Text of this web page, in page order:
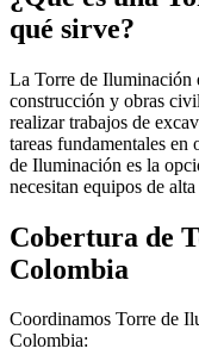
qué sirve?
La Torre de Iluminación
construcción y obras
realizar trabajos de
tareas fundamentales
de Iluminación es la
necesitan equipos de
Cobertura de
Colombia
Coordinamos Torre de
Colombia: